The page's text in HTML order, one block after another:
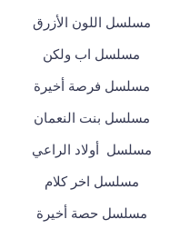
مسلسل اللون الأزرق
مسلسل اب ولكن
مسلسل فرصة أخيرة
مسلسل بنت النعمان
مسلسل أولاد الراعي
مسلسل اخر كلام
مسلسل حصة أخيرة